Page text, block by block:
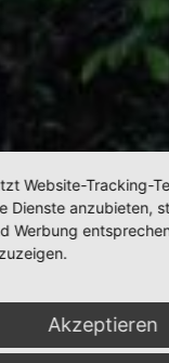
Website-Tracking-
Dienste anzubieten,
Werbung
Akzeptieren